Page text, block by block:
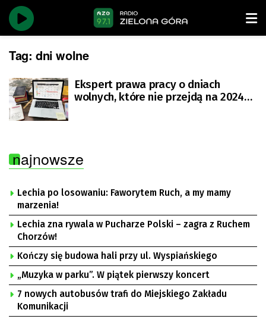
Tag: dni wolne
Ekspert prawa pracy o dniach
wolnych, które nie przejdą na 2024
najnowsze
Lechia po losowaniu: Faworytem Ruch, a my mamy
marzenia!
Lechia zna rywala w Pucharze Polski – zagra z Ruchem
Chorzów!
Kończy się budowa hali przy ul. Wyspiańskiego
„Muzyka w parku”. W piątek pierwszy koncert
7 nowych autobusów trafi do Miejskiego Zakładu
Komunikacji